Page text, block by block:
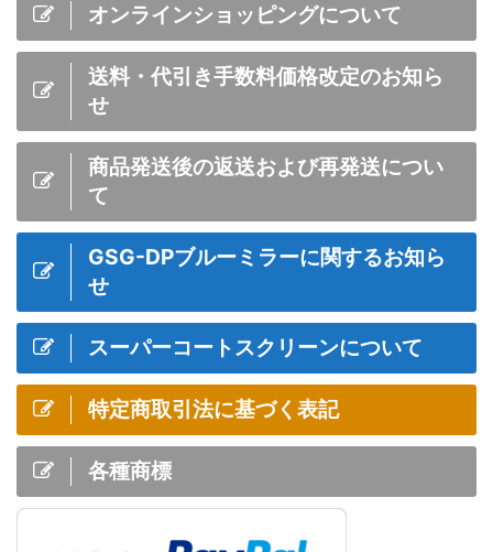
オンラインショッピングについて
送料・代引き手数料価格改定のお知ら
せ
商品発送後の返送および再発送につい
て
GSG-DPブルーミラーに関するお知ら
せ
スーパーコートスクリーンについて
特定商取引法に基づく表記
各種商標